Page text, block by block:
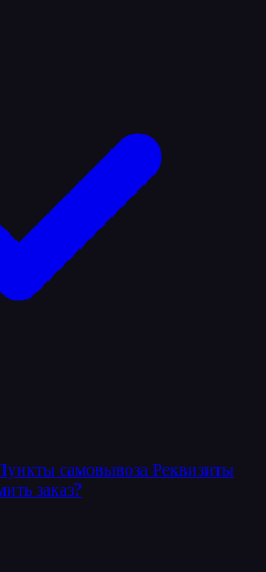
самовывоза Реквизиты
заказ?